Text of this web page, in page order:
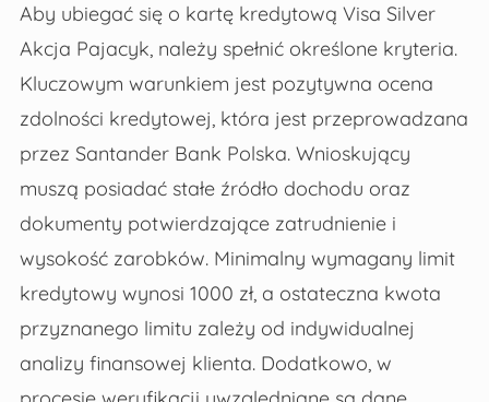
Aby ubiegać się o kartę kredytową Visa Silver
Akcja Pajacyk, należy spełnić określone kryteria.
Kluczowym warunkiem jest pozytywna ocena
zdolności kredytowej, która jest przeprowadzana
przez Santander Bank Polska. Wnioskujący
muszą posiadać stałe źródło dochodu oraz
dokumenty potwierdzające zatrudnienie i
wysokość zarobków. Minimalny wymagany limit
kredytowy wynosi 1000 zł, a ostateczna kwota
przyznanego limitu zależy od indywidualnej
analizy finansowej klienta. Dodatkowo, w